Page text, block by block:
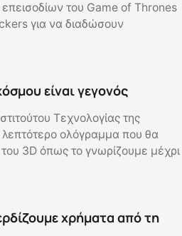
του Game of Thrones
για να διαδώσουν
είναι γεγονός
Τεχνολογίας της
ολόγραμμα που θα
3D όπως το γνωρίζουμε μέχρι
χρήματα από τη